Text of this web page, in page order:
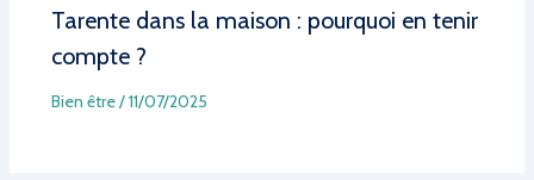
Tarente dans la maison : pourquoi en tenir
compte ?
Bien être/11/07/2025